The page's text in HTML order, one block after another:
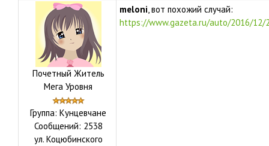
Почетный Житель
Мега Уровня
Группа: Кунцевчане
Сообщений: 2538
ул. Коцюбинского
meloni, вот похожий случай:
https://www.gazeta.ru/auto/2016/12/